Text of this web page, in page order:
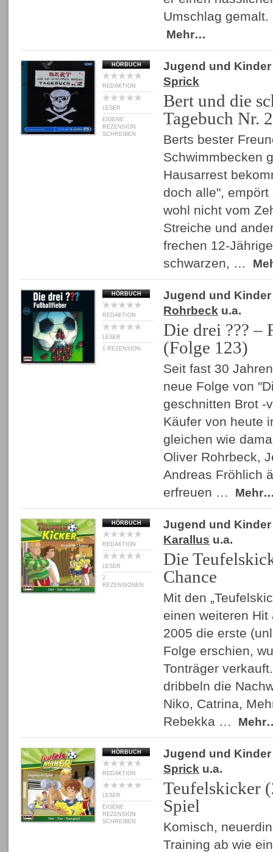
Umschlag
Mehr…
HÖRBUCH
REDAKTION
LESER
EIGENE
REZENSION
SCHREIBEN
Jugend und Kinder
Sprick
Bert und die
Tagebuch Nr. 2
Berts bester
Schwimmbecken
Hausarrest
doch alle",
wohl nicht vom
Streiche und
frechen 12-
schwarzen, …
HÖRBUCH
REDAKTION
LESER
1 REZENSION
Jugend und Kinder
Rohrbeck u.a.
Die drei ??? –
(Folge 123)
Seit fast 30
neue Folge von
geschnitten Brot -
Käufer von heute
gleichen wie
Oliver Rohrbeck,
Andreas Fröhlich
erfreuen …
HÖRBUCH
REDAKTION
LESER
2
REZENSIONEN
Jugend und Kinder
Karallus u.a.
Die
Chance
Mit den
einen weiteren
2005 die erste
Folge erschien,
Tonträger
dribbeln die
Niko, Catrina,
Rebekka …
HÖRBUCH
REDAKTION
LESER
EIGENE
REZENSION
SCHREIBEN
Jugend und Kinder
Sprick u.a.
Teufelskicker
Spiel
Komisch,
Training ab wie